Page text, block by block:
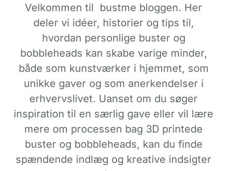
Velkommen til bustme bloggen. Her
deler vi idéer, historier og tips til,
hvordan personlige buster og
bobbleheads kan skabe varige minder,
både som kunstværker i hjemmet, som
unikke gaver og som anerkendelser i
erhvervslivet. Uanset om du søger
inspiration til en særlig gave eller vil lære
mere om processen bag 3D printede
buster og bobbleheads, kan du finde
spændende indlæg og kreative indsigter